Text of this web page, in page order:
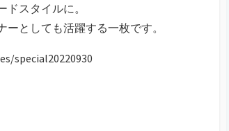
スタイルに。
としても活躍する一枚です。
special20220930